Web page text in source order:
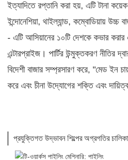
ইত্যাদিতে রপ্তানি করা হয়, এটি টানা কয়েক
ইন্দোনেশিয়া, থাইল্যান্ড, কম্বোডিয়ায় উচ্চ
- এটি আসিয়ানের ১০টি দেশকে কভার
এন্টারপ্রাইজ। পার্টির উন্মুক্তকরণ নীতির
বিদেশী বাজার সম্প্রসারণ করে, "মেড ইন
করে এবং চীনা উদ্যোগের শক্তি এবং
প্রযুক্তিগত উদ্ভাবন শিল্পের অগ্রগতির